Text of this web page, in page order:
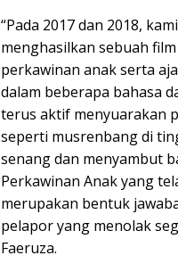
“Pada 2017 dan 2018,
menghasilkan sebuah
perkawinan anak serta
dalam beberapa bahasa
terus aktif menyuarakan
seperti musrenbang di
senang dan menyambut
Perkawinan Anak yang
merupakan bentuk
pelapor yang menolak
Faeruza.